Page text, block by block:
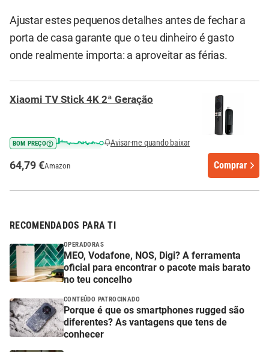
Ajustar estes pequenos detalhes antes de fechar a
porta de casa garante que o teu dinheiro é gasto
onde realmente importa: a aproveitar as férias.
Xiaomi TV Stick 4K 2ª Geração
BOM PREÇO Avisar-me quando baixar
64,79 €Amazon Comprar
RECOMENDADOS PARA TI
OPERADORAS
MEO, Vodafone, NOS, Digi? A ferramenta
oficial para encontrar o pacote mais barato
no teu concelho
CONTEÚDO PATROCINADO
Porque é que os smartphones rugged são
diferentes? As vantagens que tens de
conhecer